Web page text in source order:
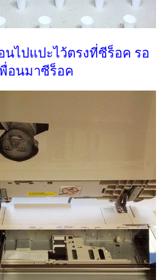
นไปแปะไว้ตรงที่ซีร็อค รอ
อนมาซีร็อค